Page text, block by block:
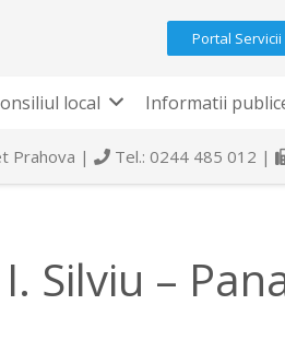
Portal Servicii
local Informatii
Prahova | Tel.: 0244 485 012 |
Silviu –